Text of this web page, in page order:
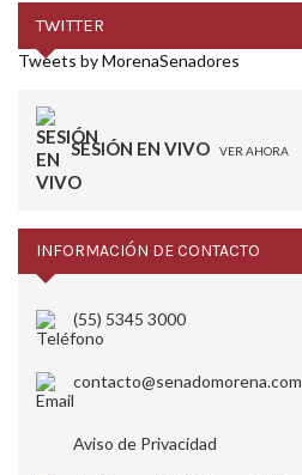
TWITTER
Tweets by MorenaSenadores
SESIÓN EN VIVO VER AHORA
INFORMACIÓN DE CONTACTO
(55) 5345 3000
contacto@senadomorena.com
Aviso de Privacidad